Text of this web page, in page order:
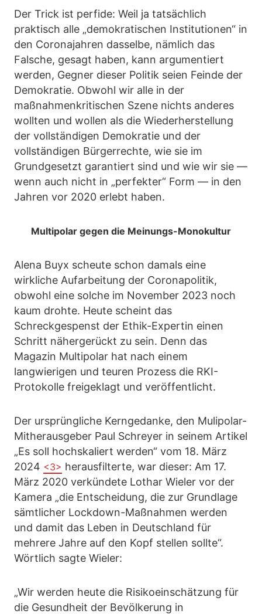
Der Trick ist perfide: Weil ja tatsächlich
praktisch alle „demokratischen Institutionen“ in
den Coronajahren dasselbe, nämlich das
Falsche, gesagt haben, kann argumentiert
werden, Gegner dieser Politik seien Feinde der
Demokratie. Obwohl wir alle in der
maßnahmenkritischen Szene nichts anderes
wollten und wollen als die Wiederherstellung
der vollständigen Demokratie und der
vollständigen Bürgerrechte, wie sie im
Grundgesetzt garantiert sind und wie wir sie —
wenn auch nicht in „perfekter“ Form — in den
Jahren vor 2020 erlebt haben.
Multipolar gegen die Meinungs-Monokultur
Alena Buyx scheute schon damals eine
wirkliche Aufarbeitung der Coronapolitik,
obwohl eine solche im November 2023 noch
kaum drohte. Heute scheint das
Schreckgespenst der Ethik-Expertin einen
Schritt nähergerückt zu sein. Denn das
Magazin Multipolar hat nach einem
langwierigen und teuren Prozess die RKI-
Protokolle freigeklagt und veröffentlicht.
Der ursprüngliche Kerngedanke, den Mulipolar-
Mitherausgeber Paul Schreyer in seinem Artikel
„Es soll hochskaliert werden“ vom 18. März
2024 <3> herausfilterte, war dieser: Am 17.
März 2020 verkündete Lothar Wieler vor der
Kamera „die Entscheidung, die zur Grundlage
sämtlicher Lockdown-Maßnahmen werden
und damit das Leben in Deutschland für
mehrere Jahre auf den Kopf stellen sollte“.
Wörtlich sagte Wieler:
„Wir werden heute die Risikoeinschätzung für
die Gesundheit der Bevölkerung in